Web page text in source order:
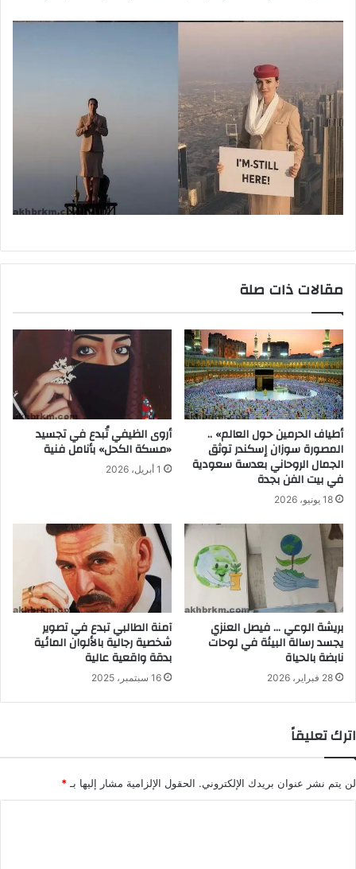
مقالات ذات صلة
أطياف الحرمين حول العالم» ..
المصورة سوزان إسكندر توثق
الجمال الروحاني بعدسة سعودية
في بيت الفن بجدة
18 يونيو، 2026
أروى الظيفي تُبدع في تجسيد
«مسكة الكحل» بأنامل فنية
1 أبريل، 2026
بريشة الوعي … فيصل العنزي
يجسد رسالة البيئة في لوحات
نابضة بالحياة
28 فبراير، 2026
آمنة الطالبي تبدع في تصوير
شخصية رجالية بالألوان المائية
بدقة واقعية عالية
16 سبتمبر، 2025
اترك تعليقاً
لن يتم نشر عنوان بريدك الإلكتروني. الحقول الإلزامية مشار إليها بـ*